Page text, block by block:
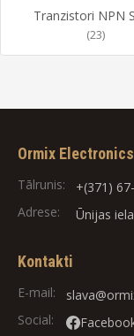
Tranzistori NPN
(23)
Ormix Electronics
Tālrunis:
+(371)
Adrese:
Ūnijas
Kontakti
E-mail:
Social: